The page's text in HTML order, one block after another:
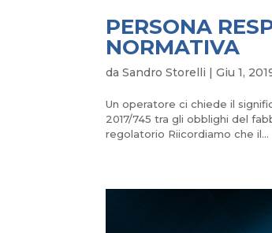
PERSONA
NORMATIVA
daSandro Storelli |Giu 1,
Un operatore ci chiede il
2017/745 tra gli obblighi del
regolatorio Riicordiamo che il...